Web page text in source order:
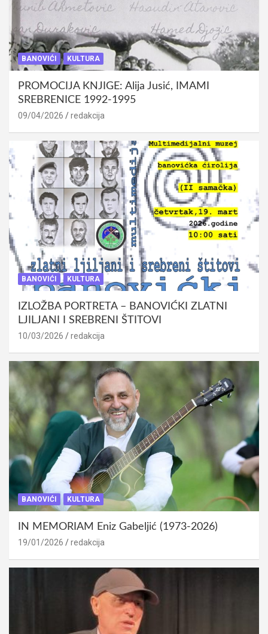
BANOVIĆI KULTURA
PROMOCIJA KNJIGE: Alija Jusić, IMAMI
SREBRENICE 1992-1995
09/04/2026 redakcija
BANOVIĆI KULTURA
IZLOŽBA PORTRETA – BANOVIĆKI ZLATNI
LJILJANI I SREBRENI ŠTITOVI
10/03/2026 redakcija
BANOVIĆI KULTURA
IN MEMORIAM Eniz Gabeljić (1973-2026)
19/01/2026 redakcija